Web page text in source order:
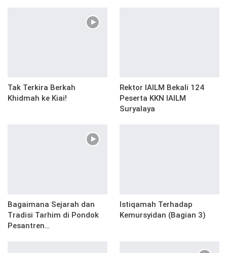
Tak Terkira Berkah
Khidmah ke Kiai!
Rektor IAILM Bekali 124
Peserta KKN IAILM
Suryalaya
Bagaimana Sejarah dan
Tradisi Tarhim di Pondok
Pesantren…
Istiqamah Terhadap
Kemursyidan (Bagian 3)